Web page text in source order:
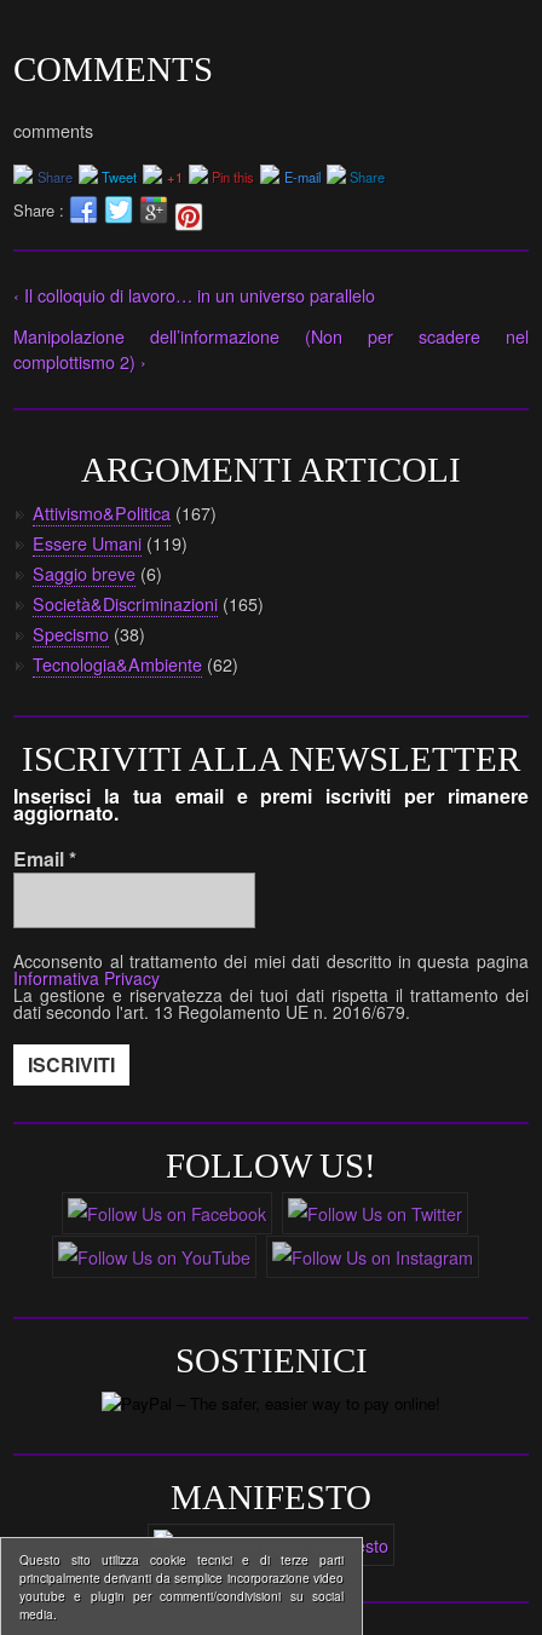
COMMENTS
comments
Share Tweet +1 Pin this E-mail Share
Share :
‹ Il colloquio di lavoro… in un universo parallelo
Manipolazione dell’informazione (Non per scadere nel
complottismo 2) ›
ARGOMENTI ARTICOLI
Attivismo&Politica (167)
Essere Umani (119)
Saggio breve (6)
Società&Discriminazioni (165)
Specismo (38)
Tecnologia&Ambiente (62)
ISCRIVITI ALLA NEWSLETTER
Inserisci la tua email e premi iscriviti per rimanere
aggiornato.
Email*
Acconsento al trattamento dei miei dati descritto in questa pagina
Informativa Privacy
La gestione e riservatezza dei tuoi dati rispetta il trattamento dei
dati secondo l'art. 13 Regolamento UE n. 2016/679.
FOLLOW US!
SOSTIENICI
MANIFESTO
Questo sito utilizza cookie tecnici e di terze parti
principalmente derivanti da semplice incorporazione video
youtube e plugin per commenti/condivisioni su social
media.